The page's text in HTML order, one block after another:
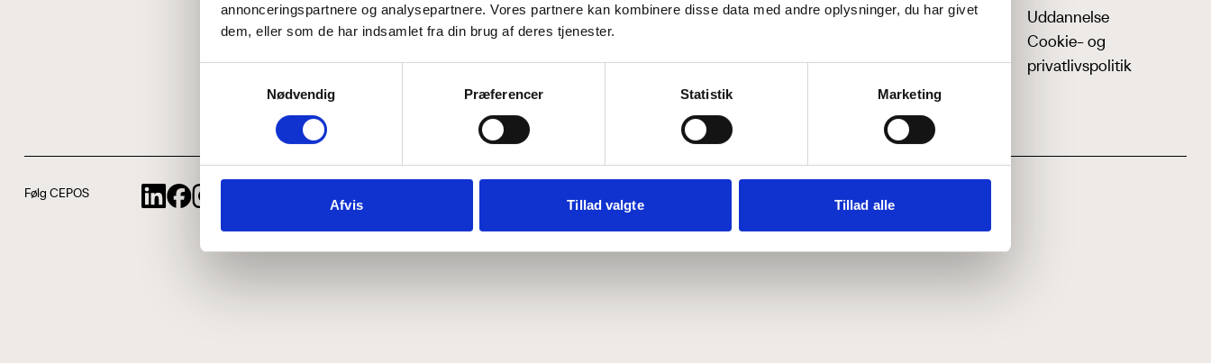
annonceringspartnere og analysepartnere. Vores partnere kan kombinere disse data med andre oplysninger, du har givet
dem, eller som de har indsamlet fra din brug af deres tjenester.
Nødvendig
Præferencer Statistik Marketing
Afvis Tillad valgte Tillad alle
Hvem er CEPOS
Vores værdier
Medarbejdere
Kontakt
Analyser
ABCepos
Podcast
Uddannelse
Cookie- og
privatlivspolitik
Følg CEPOS